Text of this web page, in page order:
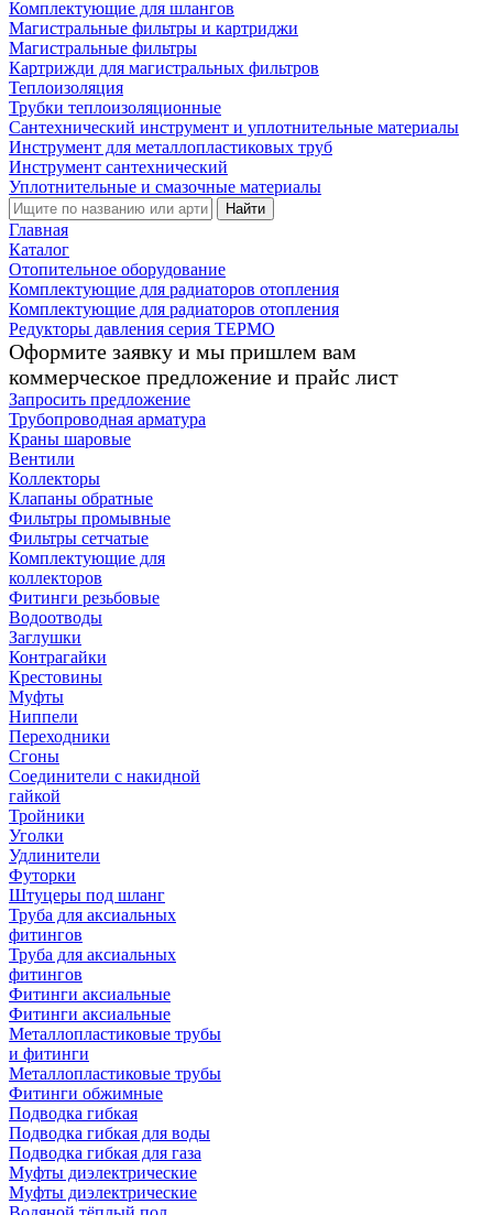
Комплектующие для шлангов
Магистральные фильтры и картриджи
Магистральные фильтры
Картрижди для магистральных фильтров
Теплоизоляция
Трубки теплоизоляционные
Сантехнический инструмент и уплотнительные материалы
Инструмент для металлопластиковых труб
Инструмент сантехнический
Уплотнительные и смазочные материалы
Найти
Главная
Каталог
Отопительное оборудование
Комплектующие для радиаторов отопления
Комплектующие для радиаторов отопления
Редукторы давления серия ТЕРМО
Оформите заявку и мы пришлем вам
коммерческое предложение и прайс лист
Запросить предложение
Трубопроводная арматура
Краны шаровые
Вентили
Коллекторы
Клапаны обратные
Фильтры промывные
Фильтры сетчатые
Комплектующие для
коллекторов
Фитинги резьбовые
Водоотводы
Заглушки
Контрагайки
Крестовины
Муфты
Ниппели
Переходники
Сгоны
Соединители с накидной
гайкой
Тройники
Уголки
Удлинители
Футорки
Штуцеры под шланг
Труба для аксиальных
фитингов
Труба для аксиальных
фитингов
Фитинги аксиальные
Фитинги аксиальные
Металлопластиковые трубы
и фитинги
Металлопластиковые трубы
Фитинги обжимные
Подводка гибкая
Подводка гибкая для воды
Подводка гибкая для газа
Муфты диэлектрические
Муфты диэлектрические